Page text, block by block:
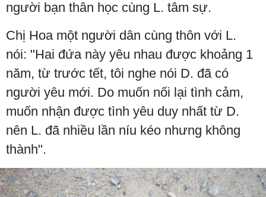
người bạn thân học cùng L. tâm sự.
Chị Hoa một người dân cùng thôn với L.
nói: "Hai đứa này yêu nhau được khoảng 1
năm, từ trước tết, tôi nghe nói D. đã có
người yêu mới. Do muốn nối lại tình cảm,
muốn nhận được tình yêu duy nhất từ D.
nên L. đã nhiều lần níu kéo nhưng không
thành".